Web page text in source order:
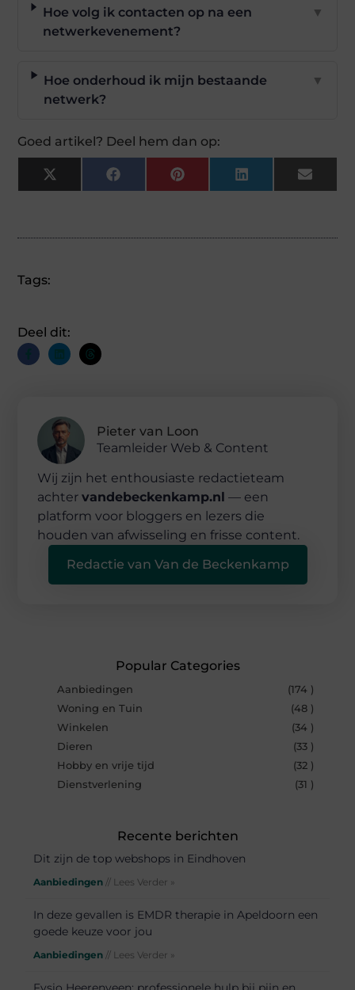
Hoe volg ik contacten op na een
netwerkevenement?
▼
Hoe onderhoud ik mijn bestaande
netwerk?
▼
Goed artikel? Deel hem dan op:
X
(Twitter)
FacebookPinterestLinkedIn Email
Tags:
Deel dit:
Pieter van Loon
Teamleider Web & Content
Wij zijn het enthousiaste redactieteam
achtervandebeckenkamp.nl — een
platform voor bloggers en lezers die
houden van afwisseling en frisse content.
Redactie van Van de Beckenkamp
Popular Categories
Aanbiedingen
(174 )
Woning en Tuin
(48 )
Winkelen
(34 )
Dieren
(33 )
Hobby en vrije tijd
(32 )
Dienstverlening
(31 )
Recente berichten
Dit zijn de top webshops in Eindhoven
Aanbiedingen // Lees Verder »
In deze gevallen is EMDR therapie in Apeldoorn een
goede keuze voor jou
Aanbiedingen // Lees Verder »